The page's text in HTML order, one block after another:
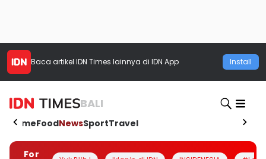
Baca artikel IDN Times lainnya di IDN App Install
BALI
HomeFoodNewsSportTravel
For